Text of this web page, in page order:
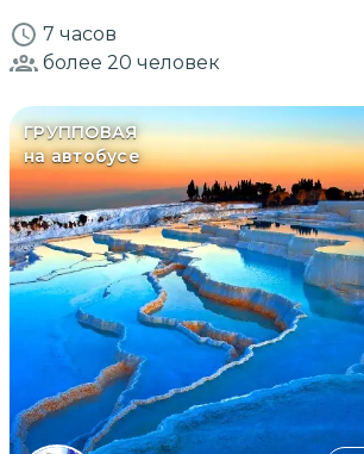
7 часов
более 20 человек
ГРУППОВАЯ
на автобусе